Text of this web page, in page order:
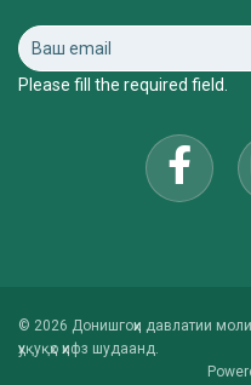
Please fill the required field.
© 2026 Донишгоҳи давлатии
ҳуқуқҳо ҳифз шудаанд.